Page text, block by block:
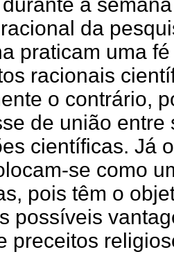
a
da
praticam uma
racionais
o contrário,
de união
científicas. Já
se como
pois têm o
possíveis
preceitos